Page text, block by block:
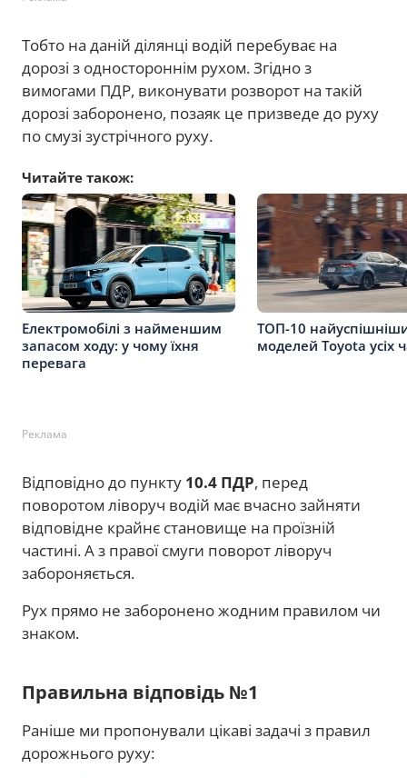
Тобто на даній ділянці водій перебуває на
дорозі з одностороннім рухом. Згідно з
вимогами ПДР, виконувати розворот на такій
дорозі заборонено, позаяк це призведе до руху
по смузі зустрічного руху.
Читайте також:
Електромобілі з найменшим
запасом ходу: у чому їхня
перевага
ТОП-10
моделей Toyota усіх
Реклама
Відповідно до пункту 10.4 ПДР, перед
поворотом ліворуч водій має вчасно зайняти
відповідне крайнє становище на проїзній
частині. А з правої смуги поворот ліворуч
забороняється.
Рух прямо не заборонено жодним правилом чи
знаком.
Правильна відповідь №1
Раніше ми пропонували цікаві задачі з правил
дорожнього руху: